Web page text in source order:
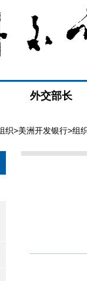
外交部长
织>美洲开发银行>组